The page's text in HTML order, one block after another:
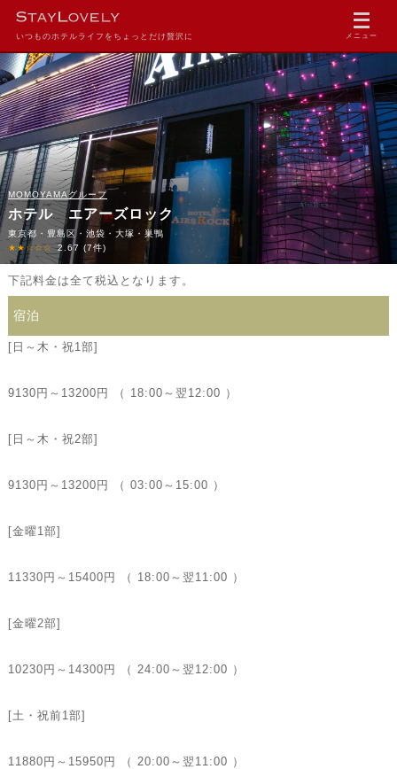
いつものホテルライフをちょっとだけ贅沢に メニュー
MOMOYAMAグループ
ホテル エアーズロック
東京都・豊島区・池袋・大塚・巣鴨
★★☆☆☆
2.67 (7件)
下記料金は全て税込となります。
宿泊
[日～木・祝1部]
9130円～13200円 （ 18:00～翌12:00 ）
[日～木・祝2部]
9130円～13200円 （ 03:00～15:00 ）
[金曜1部]
11330円～15400円 （ 18:00～翌11:00 ）
[金曜2部]
10230円～14300円 （ 24:00～翌12:00 ）
[土・祝前1部]
11880円～15950円 （ 20:00～翌11:00 ）